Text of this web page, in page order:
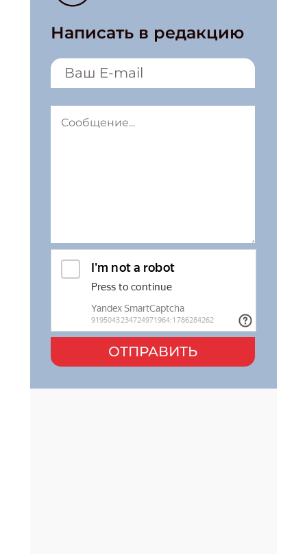
Написать в редакцию
ОТПРАВИТЬ